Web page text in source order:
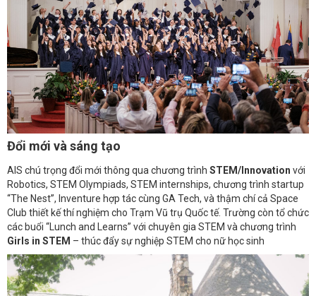
Đổi mới và sáng tạo
AIS chú trọng đổi mới thông qua chương trình STEM/Innovation với
Robotics, STEM Olympiads, STEM internships, chương trình startup
“The Nest”, Inventure hợp tác cùng GA Tech, và thậm chí cả Space
Club thiết kế thí nghiệm cho Trạm Vũ trụ Quốc tế. Trường còn tổ chức
các buổi “Lunch and Learns” với chuyên gia STEM và chương trình
Girls in STEM – thúc đẩy sự nghiệp STEM cho nữ học sinh